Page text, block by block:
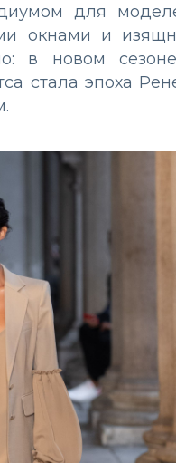
для
окнами и
в новом
стала эпоха